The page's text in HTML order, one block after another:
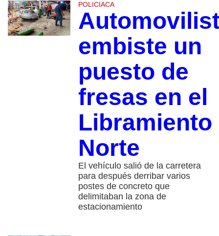
POLICIACA
embiste un
puesto de
fresas en el
Libramiento
Norte
El vehículo salió de la carretera
para después derribar varios
postes de concreto que
delimitaban la zona de
estacionamiento